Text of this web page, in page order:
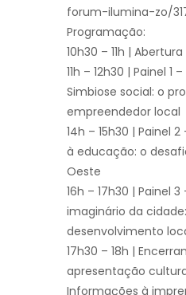
forum-ilumina-zo/
Programação:
10h30 – 11h | Abertura
11h – 12h30 | Painel 1
Simbiose social: o
empreendedor local
14h – 15h30 | Painel
à educação: o
Oeste
16h – 17h30 | Painel
imaginário da
desenvolvimento
17h30 – 18h |
apresentação
Informações à